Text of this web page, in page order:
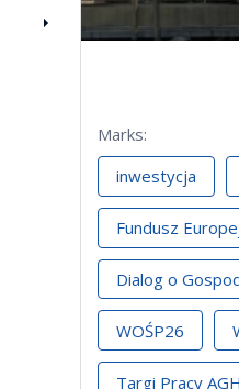
Marks:
inwestycja
Fundusz
Dialog o
WOŚP26
Targi Pracy AGH